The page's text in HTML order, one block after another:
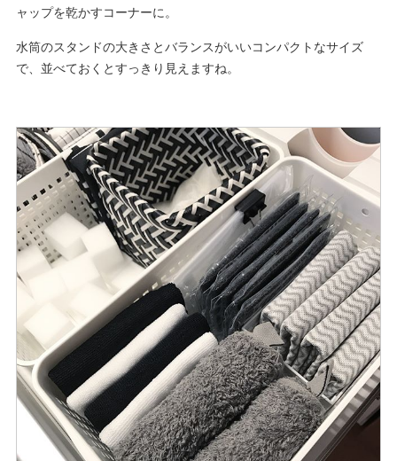
ャップを乾かすコーナーに。
水筒のスタンドの大きさとバランスがいいコンパクトなサイズ
で、並べておくとすっきり見えますね。